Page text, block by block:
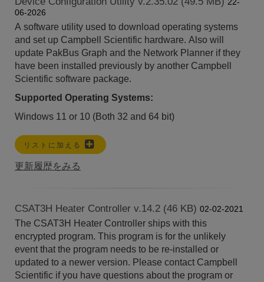
22-
06-2026
A software utility used to download operating systems
and set up Campbell Scientific hardware. Also will
update PakBus Graph and the Network Planner if they
have been installed previously by another Campbell
Scientific software package.
Supported Operating Systems:
Windows 11 or 10 (Both 32 and 64 bit)
リストに加える
更新履歴をみる
CSAT3H Heater Controller v.14.2 (46 KB) 02-02-2021
The CSAT3H Heater Controller ships with this
encrypted program. This program is for the unlikely
event that the program needs to be re-installed or
updated to a newer version. Please contact Campbell
Scientific if you have questions about the program or